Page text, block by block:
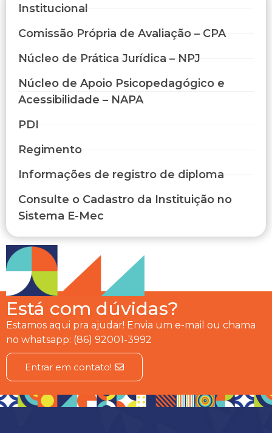
Institucional
Comissão Própria de Avaliação – CPA
Núcleo de Prática Jurídica – NPJ
Núcleo de Apoio Psicopedagógico e
Acessibilidade – NAPA
PDI
Regimento
Informações de registro de diploma
Consulte o Cadastro da Instituição no
Sistema E-Mec
Está com dúvidas?
Estamos aqui pra ajudar! Envia um e-mail ou chama
no whatsapp: (86) 92001-3992
Entrar em contato!